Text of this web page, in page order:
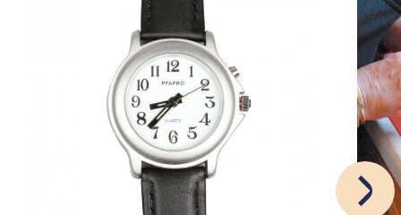
en ai la beneficiere
14/09/2023
Très adaptée à une personne ayant perdu ses repères